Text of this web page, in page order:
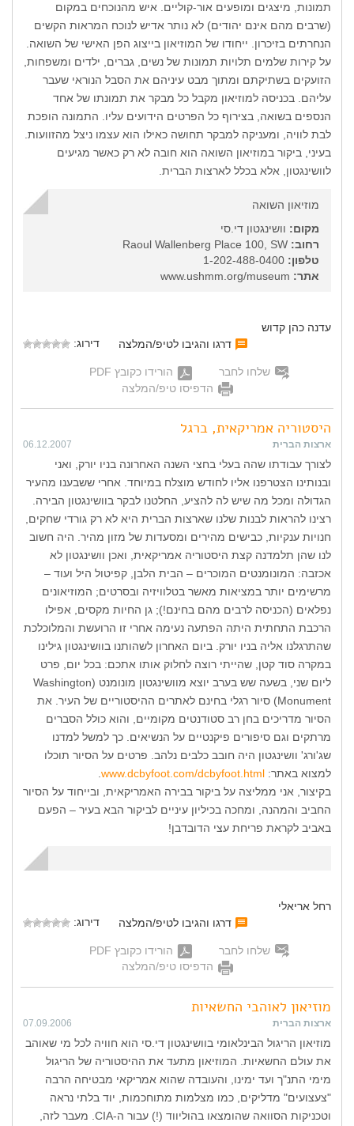
תמונות, מיצגים ומופעים אור-קוליים. איש מהנוכחים במקום
(שרבים מהם אינם יהודים) לא נותר אדיש לנוכח המראות הקשים
הנחרתים בזיכרון. ייחודו של המוזיאון בייצוג הפן האישי של השואה.
על קירות שלמים תלויות תמונות של נשים, גברים, ילדים ומשפחות,
הזועקים בשתיקתם ומתוך מבט עיניהם את הסבל הנוראי שעבר
עליהם. בכניסה למוזיאון מקבל כל מבקר את תמונתו של אחד
הנספים בשואה, בצירוף כל הפרטים הידועים עליו. התמונה הופכת
לבת לוויה, ומעניקה למבקר תחושה כאילו הוא עצמו ניצל מהזוועות.
בעיני, ביקור במוזיאון השואה הוא חובה לא רק כאשר מגיעים
לוושינגטון, אלא בכלל לארצות הברית.
מוזיאון השואה
מקום: וושינגטון די.סי
רחוב:
טלפון:
אתר:
עדנה כהן קדוש
דרגו והגיבו לטיפ/המלצה
דירוג:
שלחו לחבר
הורידו כקובץ PDF
הדפיסו טיפ/המלצה
היסטוריה אמריקאית, ברגל
ארצות הברית 06.12.2007
לצורך עבודתו שהה בעלי בחצי השנה האחרונה בניו יורק, ואני
ובנותינו הצטרפנו אליו לחודש מוצלח במיוחד. אחרי ששבענו מהעיר
הגדולה ומכל מה שיש לה להציע, החלטנו לבקר בוושינגטון הבירה.
רצינו להראות לבנות שלנו שארצות הברית היא לא רק גורדי שחקים,
חנויות ענקיות, כבישים מהירים ומסעדות של מזון מהיר. היה חשוב
לנו שהן תלמדנה קצת היסטוריה אמריקאית, ואכן וושינגטון לא
אכזבה: המונומנטים המוכרים – הבית הלבן, קפיטול היל ועוד –
מרשימים יותר במציאות מאשר בטלוויזיה ובסרטים; המוזיאונים
נפלאים (הכניסה לרבים מהם בחינם!); גן החיות מקסים, אפילו
הרכבת התחתית היתה הפתעה נעימה אחרי זו הרועשת והמלוכלכת
שהתרגלנו אליה בניו יורק. ביום האחרון לשהותנו בוושינגטון גילינו
במקרה סוד קטן, שהייתי רוצה לחלוק אותו אתכם: בכל יום, פרט
ליום שני, בשעה שש בערב יוצא מוושינגטון מונומנט (Washington
Monument) סיור רגלי בחינם לאתרים ההיסטוריים של העיר. את
הסיור מדריכים בחן רב סטודנטים מקומיים, והוא כולל הסברים
מרתקים וגם סיפורים פיקנטיים על הנשיאים. כך למשל למדנו
שג'ורג' וושינגטון היה חובב כלבים נלהב. פרטים על הסיור תוכלו
למצוא באתר: www.dcbyfoot.com/dcbyfoot.html
בקיצור, אני ממליצה על ביקור בבירה האמריקאית, ובייחוד על הסיור
החביב והמהנה, ומחכה בכיליון עיניים לביקור הבא בעיר – הפעם
באביב לקראת פריחת עצי הדובדבן!
רחל אריאלי
דרגו והגיבו לטיפ/המלצה
דירוג:
שלחו לחבר
הורידו כקובץ PDF
הדפיסו טיפ/המלצה
מוזיאון לאוהבי החשאיות
ארצות הברית 07.09.2006
מוזיאון הריגול הבינלאומי בוושינגטון די.סי הוא חוויה לכל מי שאוהב
את עולם החשאיות. המוזיאון מתעד את ההיסטוריה של הריגול
מימי התנ"ך ועד ימינו, והעובדה שהוא אמריקאי מבטיחה הרבה
"צעצועים" מדליקים, כמו מצלמות מתוחכמות, יוד בלתי נראה
וטכניקות הסוואה שהומצאו בהוליווד (!) עבור ה-CIA. מעבר לזה,